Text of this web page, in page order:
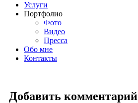
Услуги
Портфолио
Фото
Видео
Пресса
Обо мне
Контакты
Добавить комментарий